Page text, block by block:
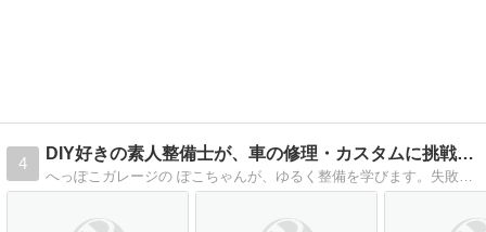
4
DIY好きの素人整備士が、車の修理・カスタムに挑戦中！
へっぽこガレージの ぽこちゃんが、ゆるく整備を学びます。失敗談も隠さずに。ぜひブログ記事内のバナーをポチッとお願いします。